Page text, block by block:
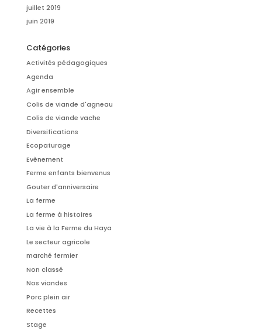
juillet 2019
juin 2019
Catégories
Activités pédagogiques
Agenda
Agir ensemble
Colis de viande d'agneau
Colis de viande vache
Diversifications
Ecopaturage
Evènement
Ferme enfants bienvenus
Gouter d'anniversaire
La ferme
La ferme à histoires
La vie à la Ferme du Haya
Le secteur agricole
marché fermier
Non classé
Nos viandes
Porc plein air
Recettes
Stage